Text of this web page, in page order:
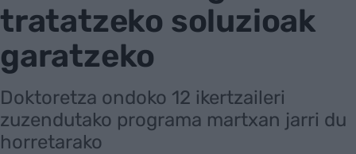
tratatzeko soluzioak
garatzeko
Doktoretza ondoko 12 ikertzaileri
zuzendutako programa martxan jarri du
horretarako